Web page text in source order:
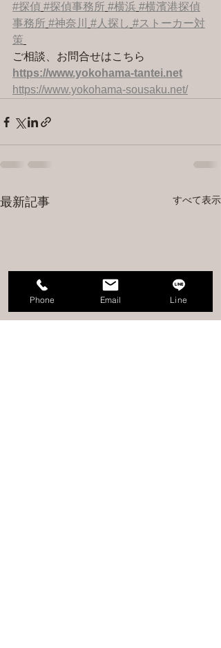
#探偵 #探偵事務所 #横浜 #横濱港探偵
事務所 #神奈川 #人探し #ストーカー対
策
ご相談、お問合せはこちら
https://www.yokohama-tantei.net
https://www.yokohama-sousaku.net/
最新記事 すべて表示
Phone Email Line